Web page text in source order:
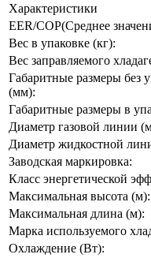
Характеристики
EER/COP(Среднее
Вес в упаковке (кг):
Вес заправляемого
Габаритные размеры без
(мм):
Габаритные размеры в
Диаметр газовой линии
Диаметр жидкостной
Заводская маркировка:
Класс энергетической
Максимальная высота (м):
Максимальная длина (м):
Марка используемого
Охлаждение (Вт):